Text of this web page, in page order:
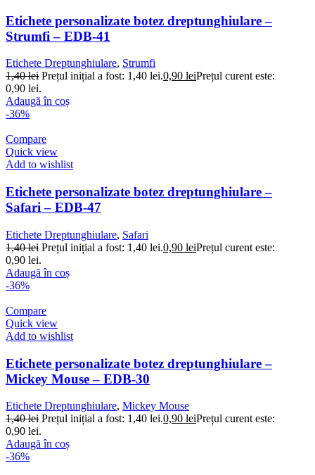
Etichete personalizate botez dreptunghiulare –
Strumfi – EDB-41
Etichete Dreptunghiulare, Strumfi
1,40lei Prețul inițial a fost: 1,40 lei.0,90 leiPrețul curent este:
0,90 lei.
Adaugă în coș
-36%
Compare
Quick view
Add to wishlist
Etichete personalizate botez dreptunghiulare –
Safari – EDB-47
Etichete Dreptunghiulare, Safari
1,40lei Prețul inițial a fost: 1,40 lei.0,90 leiPrețul curent este:
0,90 lei.
Adaugă în coș
-36%
Compare
Quick view
Add to wishlist
Etichete personalizate botez dreptunghiulare –
Mickey Mouse – EDB-30
Etichete Dreptunghiulare, Mickey Mouse
1,40lei Prețul inițial a fost: 1,40 lei.0,90 leiPrețul curent este:
0,90 lei.
Adaugă în coș
-36%